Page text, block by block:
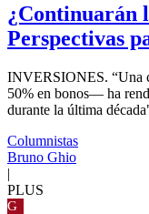
¿Continuarán
Perspectivas
INVERSIONES. “Una
50% en bonos— ha
durante la última
Columnistas
Bruno Ghio
|
PLUS
G